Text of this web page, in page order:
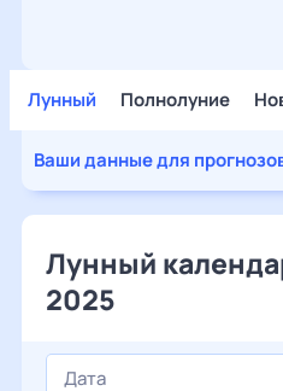
Лунный Полнолуние
Ваши данные для
Лунный
2025